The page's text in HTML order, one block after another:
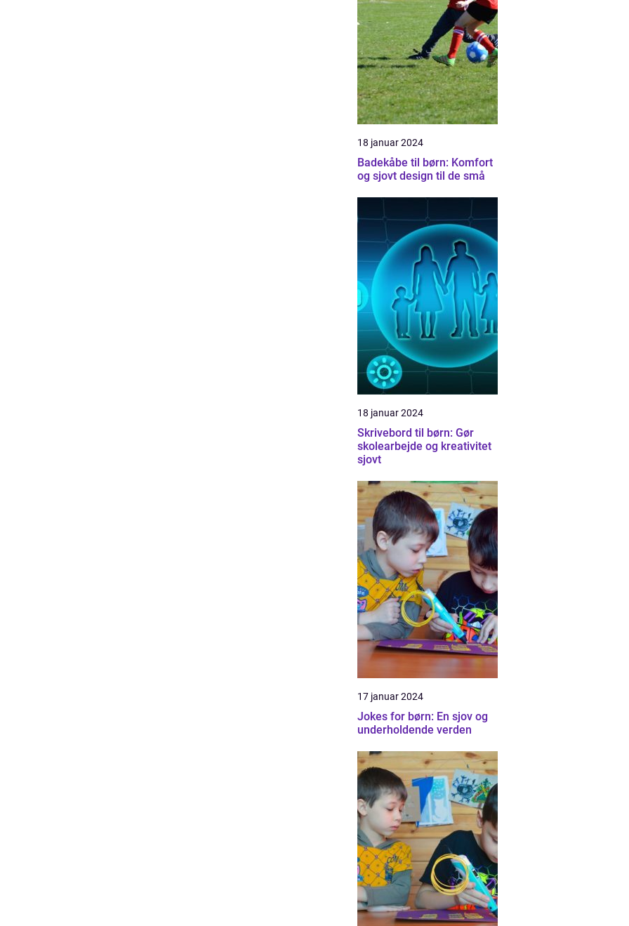
18 januar 2024
Badekåbe til børn: Komfort
og sjovt design til de små
18 januar 2024
Skrivebord til børn: Gør
skolearbejde og kreativitet
sjovt
17 januar 2024
Jokes for børn: En sjov og
underholdende verden